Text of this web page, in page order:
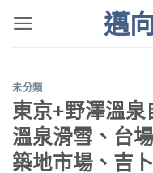
邁
未分類
東京+野澤溫
溫泉滑雪、台
築地市場、吉